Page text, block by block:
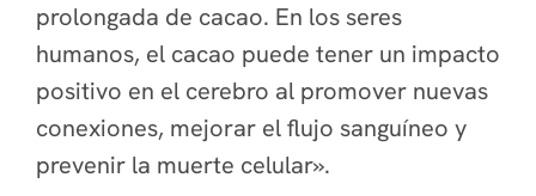
prolongada de cacao. En los seres
humanos, el cacao puede tener un impacto
positivo en el cerebro al promover nuevas
conexiones, mejorar el flujo sanguíneo y
prevenir la muerte celular».